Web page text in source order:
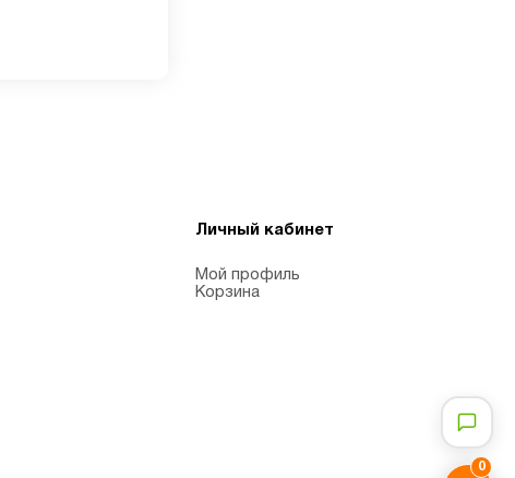
0
Личный кабинет
Мой профиль
Корзина